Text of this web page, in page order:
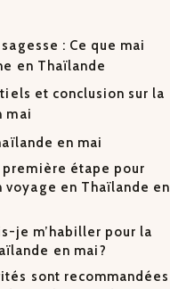
: Ce que mai
en Thaïlande
et conclusion sur la
mai
en mai
étape pour
voyage en Thaïlande en
je m’habiller pour la
en mai?
sont recommandées